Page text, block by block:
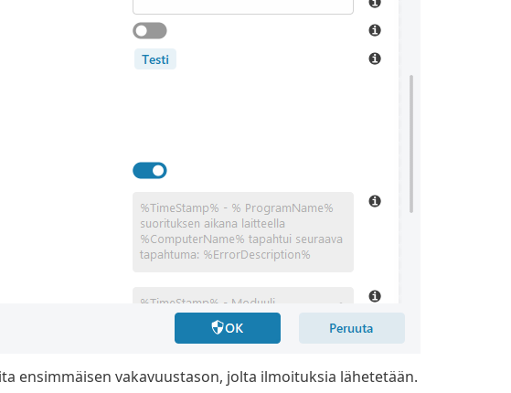
ensimmäisen vakavuustason, jolta ilmoituksia lähetetään.